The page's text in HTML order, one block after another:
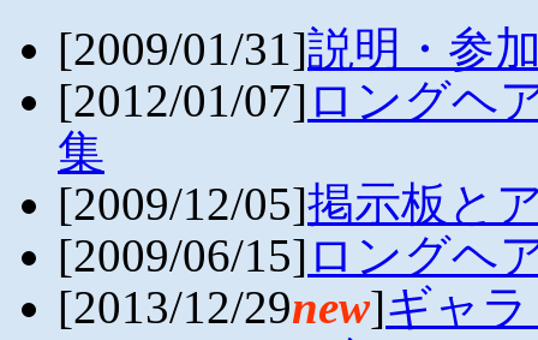
[2009/01/31]説明・参
[2012/01/07] ロングヘ
集
[2009/12/05]掲示板と
[2009/06/15] ロングヘ
[2013/12/29new]ギャ